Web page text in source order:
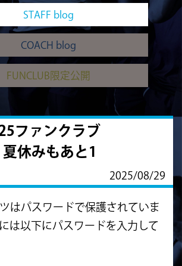
STAFF blog
COACH blog
FUNCLUB限定公開
ファンクラブ
休みもあと1
2025/08/29
はパスワードで保護されていま
は以下にパスワードを入力して